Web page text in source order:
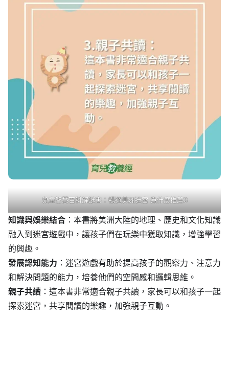
兒童智慧百科解謎書：暢遊美洲迷宮 為什麼推薦3
知識與娛樂結合 ：本書將美洲大陸的地理、歷史和文化知識
融入到迷宮遊戲中，讓孩子們在玩樂中獲取知識，增強學習
的興趣。
發展認知能力 ：迷宮遊戲有助於提高孩子的觀察力、注意力
和解決問題的能力，培養他們的空間感和邏輯思維。
親子共讀 ：這本書非常適合親子共讀，家長可以和孩子一起
探索迷宮，共享閱讀的樂趣，加強親子互動。